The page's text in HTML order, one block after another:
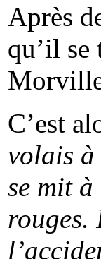
Après
qu’il
C’est
volais à
se mit à
rouges.